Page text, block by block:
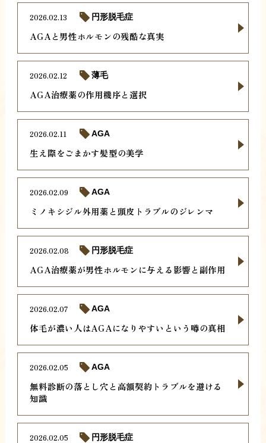
AGAと男性ホルモンの残酷な真実
2026.02.13 円形脱毛症
AGA治療薬の作用機序と選択
2026.02.12 薄毛
生え際をごまかす髪型の美学
2026.02.11 AGA
ミノキシジル外用薬と頭皮トラブルのジレンマ
2026.02.09 AGA
AGA治療薬が男性ホルモンに与える影響と副作用
2026.02.08 円形脱毛症
体毛が濃い人はAGAになりやすいという噂の真相
2026.02.07 AGA
無料診断の落とし穴と高額契約トラブルを避ける
知識
2026.02.05 AGA
2026.02.05 円形脱毛症